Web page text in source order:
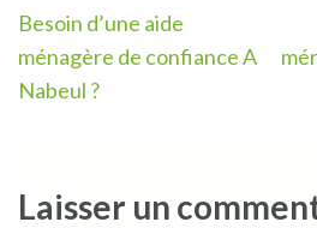
Navigation
de
l’article
Besoin d’une aide
ménagère de confiance A
Nabeul ?
Laisser un